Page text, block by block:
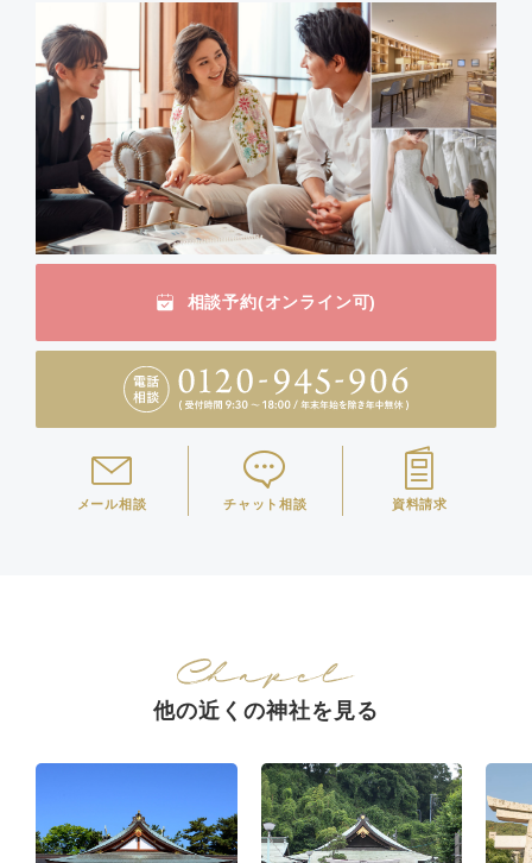
相談予約(オンライン可)
メール相談 チャット相談 資料請求
他の近くの神社を見る